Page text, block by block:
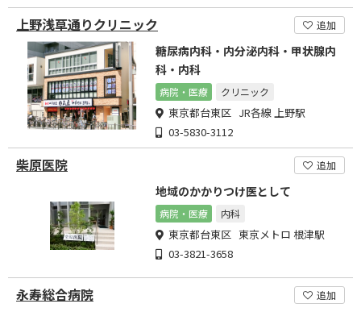
上野浅草通りクリニック 追加
糖尿病内科・内分泌内科・甲状腺内
科・内科
病院・医療 クリニック
東京都台東区 JR各線 上野駅
03-5830-3112
柴原医院 追加
地域のかかりつけ医として
病院・医療 内科
東京都台東区 東京メトロ 根津駅
03-3821-3658
永寿総合病院 追加